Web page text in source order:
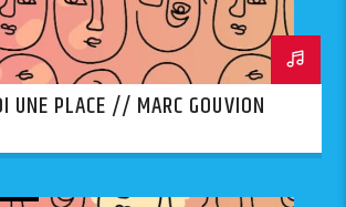
UNE PLACE // MARC GOUVION